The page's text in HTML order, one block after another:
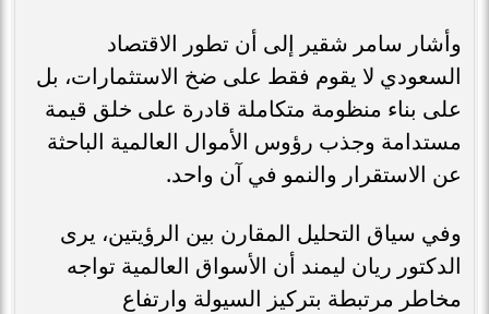
وأشار سامر شقير إلى أن تطور الاقتصاد
السعودي لا يقوم فقط على ضخ الاستثمارات، بل
على بناء منظومة متكاملة قادرة على خلق قيمة
مستدامة وجذب رؤوس الأموال العالمية الباحثة
عن الاستقرار والنمو في آن واحد.
وفي سياق التحليل المقارن بين الرؤيتين، يرى
الدكتور ريان ليمند أن الأسواق العالمية تواجه
مخاطر مرتبطة بتركيز السيولة وارتفاع